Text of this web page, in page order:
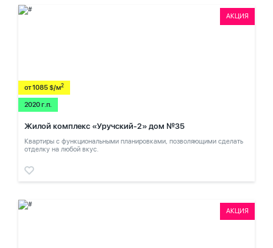
АКЦИЯ
от 1085 $/м2
2020 г.п.
Жилой комплекс «Уручский-2» дом №35
Квартиры с функциональными планировками, позволяющими сделать
отделку на любой вкус.
АКЦИЯ